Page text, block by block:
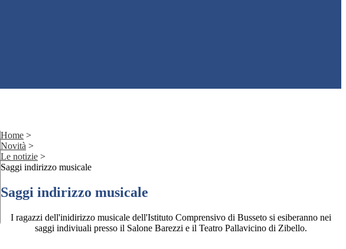
Home >
Novità >
Le notizie >
Saggi indirizzo musicale
Saggi indirizzo musicale
I ragazzi dell'inidirizzo musicale dell'Istituto Comprensivo di Busseto si esiberanno nei
saggi indiviuali presso il Salone Barezzi e il Teatro Pallavicino di Zibello.